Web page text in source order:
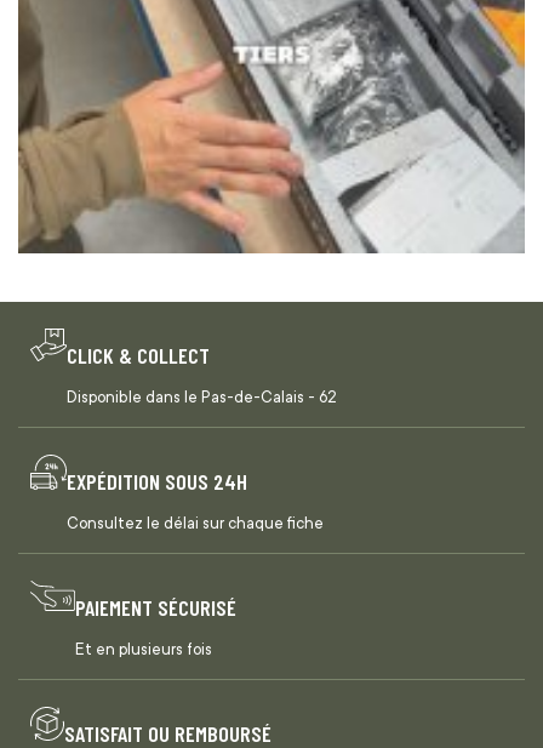
CLICK & COLLECT
Disponible dans le Pas-de-Calais - 62
EXPÉDITION SOUS 24H
Consultez le délai sur chaque fiche
PAIEMENT SÉCURISÉ
Et en plusieurs fois
SATISFAIT OU REMBOURSÉ